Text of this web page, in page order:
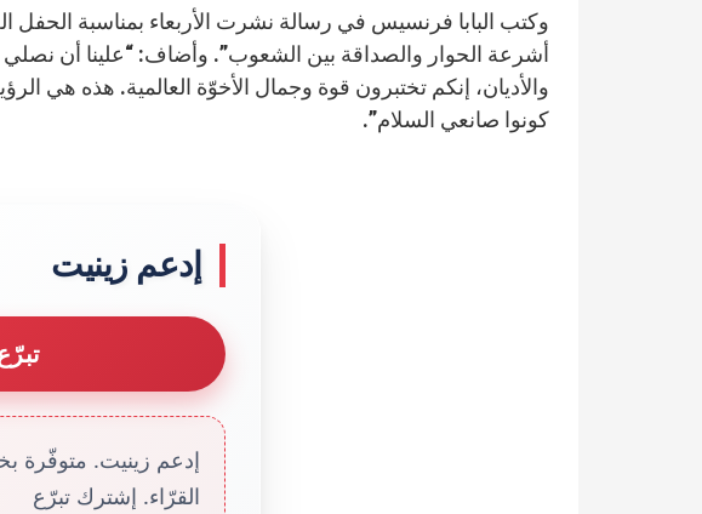
وكتب البابا فرنسيس في رسالة نشرت الأربعاء بمناسبة الحفل
أشرعة الحوار والصداقة بين الشعوب”. وأضاف: “علينا أن نصلي
والأديان، إنكم تختبرون قوة وجمال الأخوّة العالمية. هذه هي
كونوا صانعي السلام”.
إدعم زينيت
إدعم زينيت. متوفّرة
القرّاء. إشترك تبرّع